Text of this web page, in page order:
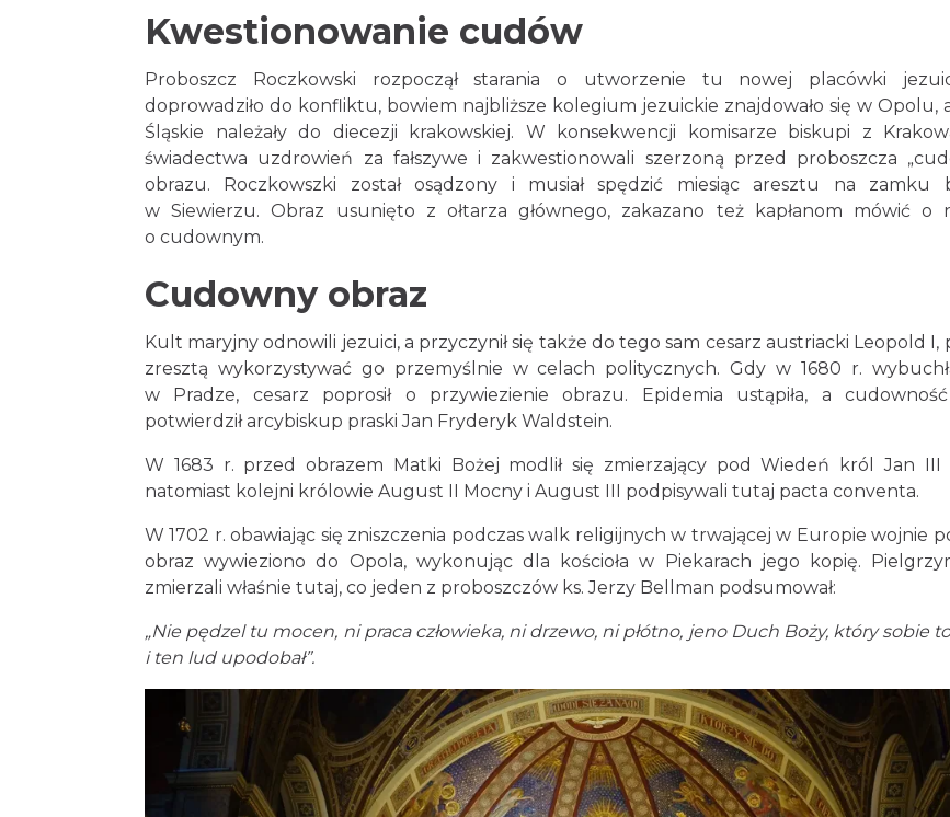
Kwestionowanie cudów
Proboszcz Roczkowski rozpoczął starania o utworzenie tu nowej placówki
doprowadziło do konfliktu, bowiem najbliższe kolegium jezuickie znajdowało się w Opolu,
Śląskie należały do diecezji krakowskiej. W konsekwencji komisarze biskupi z
świadectwa uzdrowień za fałszywe i zakwestionowali szerzoną przed proboszcza
obrazu. Roczkowszki został osądzony i musiał spędzić miesiąc aresztu na zamku
w Siewierzu. Obraz usunięto z ołtarza głównego, zakazano też kapłanom mówić o
o cudownym.
Cudowny obraz
Kult maryjny odnowili jezuici, a przyczynił się także do tego sam cesarz austriacki Leopold I,
zresztą wykorzystywać go przemyślnie w celach politycznych. Gdy w 1680 r.
w Pradze, cesarz poprosił o przywiezienie obrazu. Epidemia ustąpiła, a
potwierdził arcybiskup praski Jan Fryderyk Waldstein.
W 1683 r. przed obrazem Matki Bożej modlił się zmierzający pod Wiedeń król Jan III
natomiast kolejni królowie August II Mocny i August III podpisywali tutaj pacta conventa.
W 1702 r. obawiając się zniszczenia podczas walk religijnych w trwającej w Europie wojnie
obraz wywieziono do Opola, wykonując dla kościoła w Piekarach jego kopię.
zmierzali właśnie tutaj, co jeden z proboszczów ks. Jerzy Bellman podsumował:
„Nie pędzel tu mocen, ni praca człowieka, ni drzewo, ni płótno, jeno Duch Boży, który sobie
i ten lud upodobał”.